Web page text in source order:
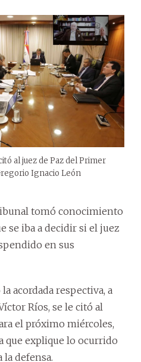
al juez de Paz del Primer
Ignacio León
tomó conocimiento
se iba a decidir si el juez
en sus
acordada respectiva, a
Ríos, se le citó al
el próximo miércoles,
que explique lo ocurrido
la defensa.